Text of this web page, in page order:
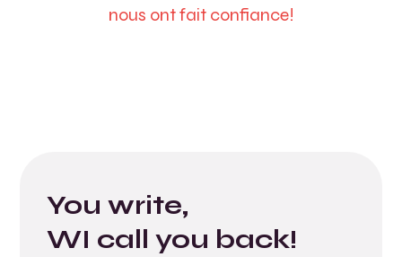
nous ont fait confiance!
You write,
WI call you back!